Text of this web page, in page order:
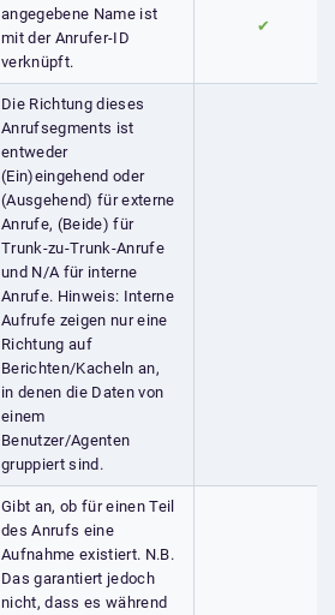
angegebene Name ist
mit der Anrufer-ID
verknüpft.
✔
Die Richtung dieses
Anrufsegments ist
entweder
(Ein)eingehend oder
(Ausgehend) für externe
Anrufe, (Beide) für
Trunk-zu-Trunk-Anrufe
und N/A für interne
Anrufe. Hinweis: Interne
Aufrufe zeigen nur eine
Richtung auf
Berichten/Kacheln an,
in denen die Daten von
einem
Benutzer/Agenten
gruppiert sind.
Gibt an, ob für einen Teil
des Anrufs eine
Aufnahme existiert. N.B.
Das garantiert jedoch
nicht, dass es während